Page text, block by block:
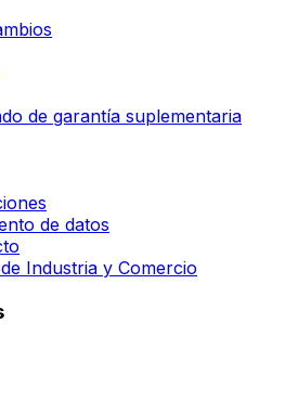
de garantía suplementaria
de datos
Industria y Comercio